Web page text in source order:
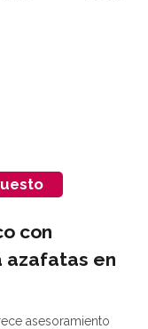
con
azafatas en
asesoramiento